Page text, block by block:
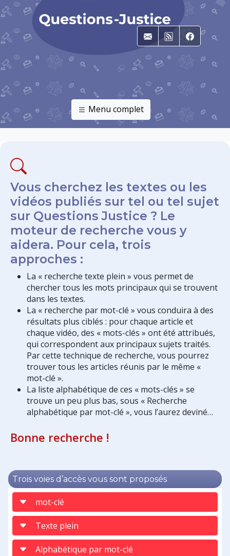
E-mailRSS
Menu complet
Vous cherchez les textes ou les
vidéos publiés sur tel ou tel sujet
sur Questions Justice ? Le
moteur de recherche vous y
aidera. Pour cela, trois
approches :
La « recherche texte plein » vous permet de
chercher tous les mots principaux qui se trouvent
dans les textes.
La « recherche par mot-clé » vous conduira à des
résultats plus ciblés : pour chaque article et
chaque vidéo, des « mots-clés » ont été attribués,
qui correspondent aux principaux sujets traités.
Par cette technique de recherche, vous pourrez
trouver tous les articles réunis par le même «
mot-clé ».
La liste alphabétique de ces « mots-clés » se
trouve un peu plus bas, sous « Recherche
alphabétique par mot-clé », vous l’aurez deviné…
Bonne recherche !
Trois voies d’accès vous sont proposés
mot-clé
Texte plein
Alphabétique par mot-clé